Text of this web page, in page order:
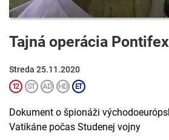
Tajná operácia Pontifex
Streda 25.11.2020
Dokument o špionáži
Vatikáne počas Studenej vojny